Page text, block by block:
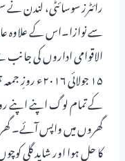
سے نوازا۔اس کے علاوہ
الاقوامی اداروں کی
۱۵ جولائی
کے تمام لوگ اپنے اپنے
گھروں میں واپس آئے۔
کا حل ہوا اور شاید گلی